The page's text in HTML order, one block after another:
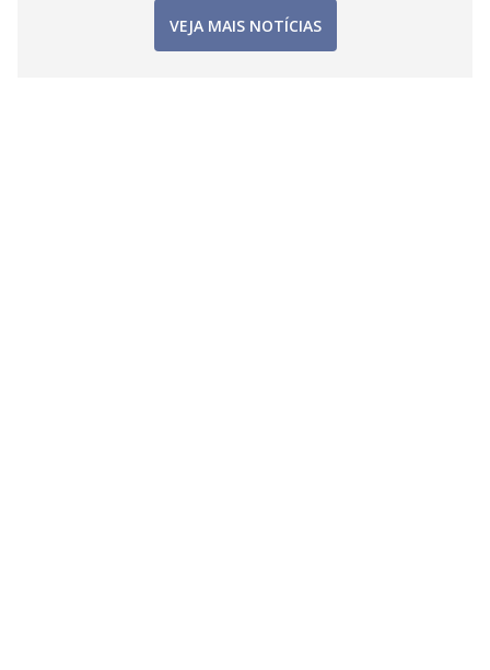
VEJA MAIS NOTÍCIAS